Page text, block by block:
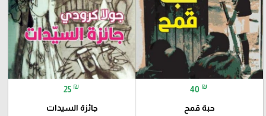
40 ₪
حبة قمح
25 ₪
جائزة السيدات